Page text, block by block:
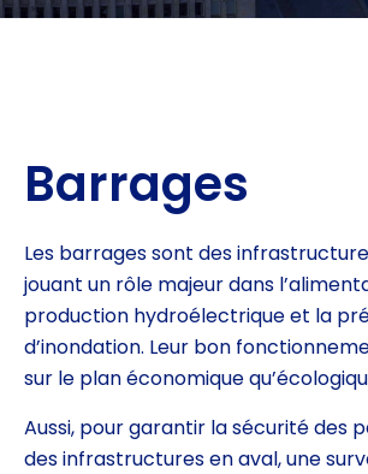
Barrages
Les barrages sont des
jouant un rôle majeur dans
production hydroélectrique et la
d’inondation. Leur bon
sur le plan économique
Aussi, pour garantir la sécurité des
desinfrastructures en aval, une